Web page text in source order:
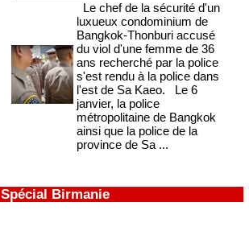
Le chef de la sécurité d'un
luxueux condominium de
Bangkok-Thonburi accusé
du viol d'une femme de 36
ans recherché par la police
s'est rendu à la police dans
l'est de Sa Kaeo. Le 6
janvier, la police
métropolitaine de Bangkok
ainsi que la police de la
province de Sa ...
Spécial Birmanie